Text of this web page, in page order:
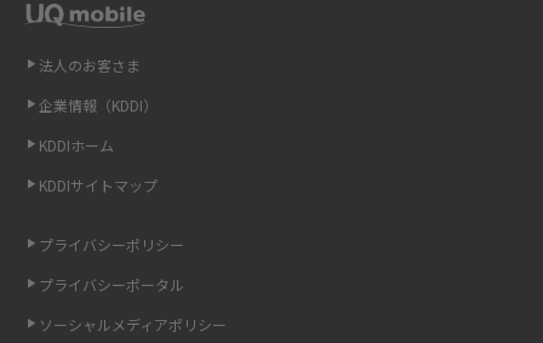
LINEの通知がこない時の原因と対処法9選！設定の確認手順も解説
スマホのウィジェットとは？iPhone・Androidの設定方法やおススメを紹
法人のお客さま
企業情報（KDDI）
KDDIホーム
KDDIサイトマップ
プライバシーポリシー
プライバシーポータル
ソーシャルメディアポリシー